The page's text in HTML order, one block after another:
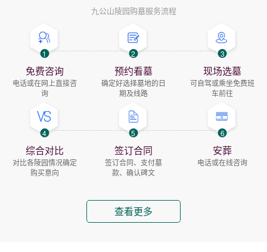
九公山陵园购墓服务流程
1
免费咨询
电话或在网上直接咨
询
2
预约看墓
确定好选择墓地的日
期及线路
3
现场选墓
可自驾或乘坐免费班
车前往
4
综合对比
对比各陵园情况确定
购买意向
5
签订合同
签订合同、支付墓
款、确认碑文
6
安葬
电话或在线咨询
查看更多